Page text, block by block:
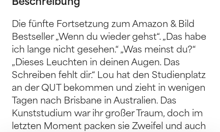
Beschreibung
Die fünfte Fortsetzung zum Amazon & Bild
Bestseller „Wenn du wieder gehst“. „Das habe
ich lange nicht gesehen.“ „Was meinst du?“
„Dieses Leuchten in deinen Augen. Das
Schreiben fehlt dir.“ Lou hat den Studienplatz
an der QUT bekommen und zieht in wenigen
Tagen nach Brisbane in Australien. Das
Kunststudium war ihr großer Traum, doch im
letzten Moment packen sie Zweifel und auch